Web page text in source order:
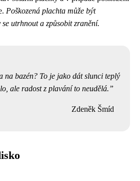
Poškozená plachta může být
utrhnout a způsobit zranění.
na bazén? To je jako dát slunci teplý
ale radost z plavání to neudělá.
Zdeněk Šmíd